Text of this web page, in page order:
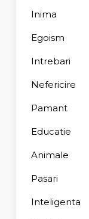
Inima
Egoism
Intrebari
Nefericire
Pamant
Educatie
Animale
Pasari
Inteligenta